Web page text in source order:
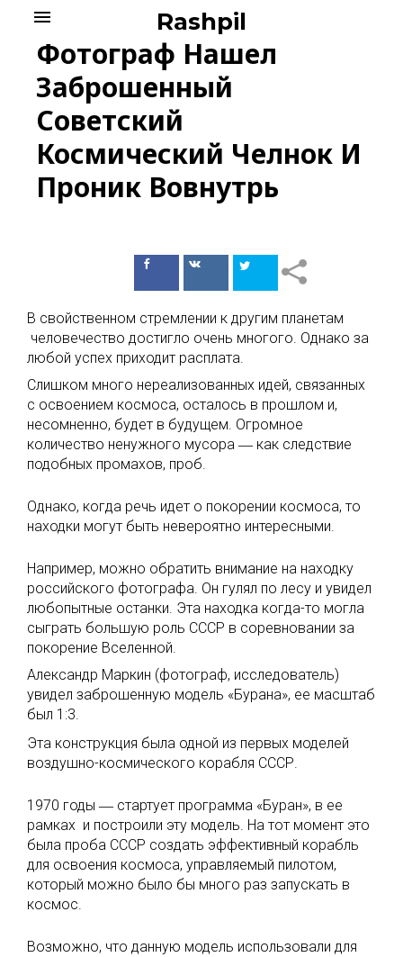
content
Rashpil
menu
Фотограф Нашел
Заброшенный
Советский
Космический Челнок И
Проник Вовнутрь
ПоделитьсяПоделиться
В свойственном стремлении к другим планетам
человечество достигло очень многого. Однако за
любой успех приходит расплата.
Слишком много нереализованных идей, связанных
с освоением космоса, осталось в прошлом и,
несомненно, будет в будущем. Огромное
количество ненужного мусора ― как следствие
подобных промахов, проб.
Однако, когда речь идет о покорении космоса, то
находки могут быть невероятно интересными.
Например, можно обратить внимание на находку
российского фотографа. Он гулял по лесу и увидел
любопытные останки. Эта находка когда-то могла
сыграть большую роль СССР в соревновании за
покорение Вселенной.
Александр Маркин (фотограф, исследователь)
увидел заброшенную модель «Бурана», ее масштаб
был 1:3.
Эта конструкция была одной из первых моделей
воздушно-космического корабля СССР.
1970 годы ― стартует программа «Буран», в ее
рамках и построили эту модель. На тот момент это
была проба СССР создать эффективный корабль
для освоения космоса, управляемый пилотом,
который можно было бы много раз запускать в
космос.
Возможно, что данную модель использовали для